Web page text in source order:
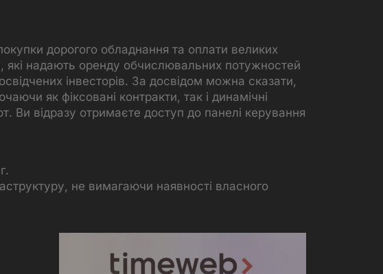
дорогого обладнання та оплати великих
які надають оренду обчислювальних потужностей
інвесторів. За досвідом можна сказати,
як фіксовані контракти, так і динамічні
Ви відразу отримаєте доступ до панелі керування
не вимагаючи наявності власного